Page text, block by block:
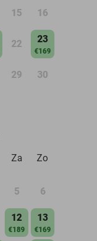
15 16
22 23
€169
29 30
Za Zo
5 6
12
€189
13
€169